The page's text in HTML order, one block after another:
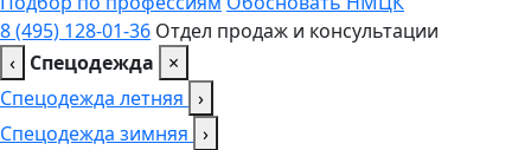
8 (495) 128-01-36 Отдел продаж и консультации
‹ Спецодежда
×
Спецодежда летняя ›
Спецодежда зимняя ›